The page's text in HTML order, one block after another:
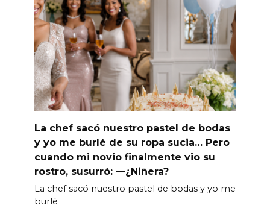
La chef sacó nuestro pastel de bodas
y yo me burlé de su ropa sucia… Pero
cuando mi novio finalmente vio su
rostro, susurró: —¿Niñera?
La chef sacó nuestro pastel de bodas y yo me
burlé